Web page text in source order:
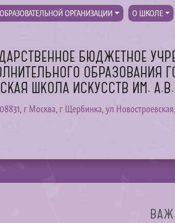
БЮДЖЕТНОЕ
ОБРАЗОВАНИЯ
ШКОЛА ИСКУССТВ ИМ.
г Москва, г Щербинка, ул
ОРГАНИЗАЦИИ О ШКОЛЕ